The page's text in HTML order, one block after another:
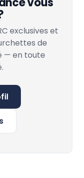
exclusives et
de
— en toute